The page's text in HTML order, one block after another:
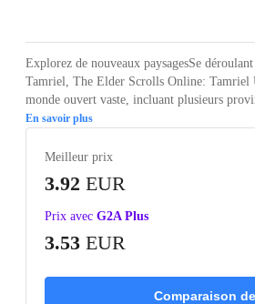
Explorez de nouveaux paysagesSe
Tamriel, The Elder Scrolls Online: Tamriel
monde ouvert vaste, incluant plusieurs
En savoir plus
Meilleur prix
3.92 EUR
Prix avec G2A Plus
3.53 EUR
Comparaison